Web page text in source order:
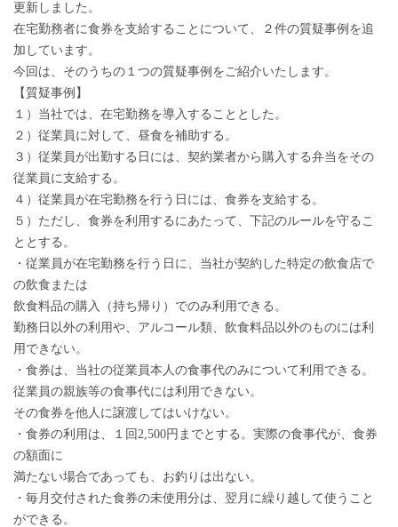
更新しました。
在宅勤務者に食券を支給することについて、２件の質疑事例を追
加しています。
今回は、そのうちの１つの質疑事例をご紹介いたします。
【質疑事例】
１）当社では、在宅勤務を導入することとした。
２）従業員に対して、昼食を補助する。
３）従業員が出勤する日には、契約業者から購入する弁当をその
従業員に支給する。
４）従業員が在宅勤務を行う日には、食券を支給する。
５）ただし、食券を利用するにあたって、下記のルールを守るこ
ととする。
・従業員が在宅勤務を行う日に、当社が契約した特定の飲食店で
の飲食または
飲食料品の購入（持ち帰り）でのみ利用できる。
勤務日以外の利用や、アルコール類、飲食料品以外のものには利
用できない。
・食券は、当社の従業員本人の食事代のみについて利用できる。
従業員の親族等の食事代には利用できない。
その食券を他人に譲渡してはいけない。
・食券の利用は、１回2,500円までとする。実際の食事代が、食券
の額面に
満たない場合であっても、お釣りは出ない。
・毎月交付された食券の未使用分は、翌月に繰り越して使うこと
ができる。